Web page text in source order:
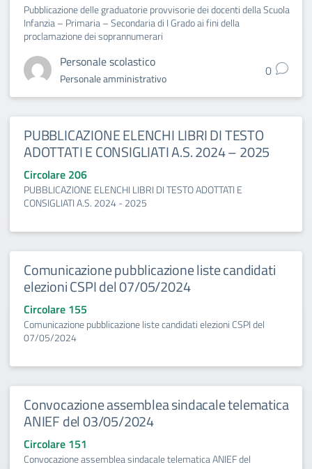
Pubblicazione delle graduatorie provvisorie dei docenti della Scuola
Infanzia – Primaria – Secondaria di I Grado ai fini della
proclamazione dei soprannumerari
Personale scolastico
Personale amministrativo 0
PUBBLICAZIONE ELENCHI LIBRI DI TESTO
ADOTTATI E CONSIGLIATI A.S. 2024 – 2025
Circolare 206
PUBBLICAZIONE ELENCHI LIBRI DI TESTO ADOTTATI E
CONSIGLIATI A.S. 2024 - 2025
Comunicazione pubblicazione liste candidati
elezioni CSPI del 07/05/2024
Circolare 155
Comunicazione pubblicazione liste candidati elezioni CSPI del
07/05/2024
Convocazione assemblea sindacale telematica
ANIEF del 03/05/2024
Circolare 151
Convocazione assemblea sindacale telematica ANIEF del